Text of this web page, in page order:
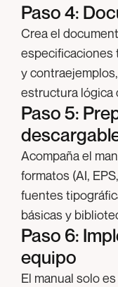
Paso 4:
Crea el
especificaciones
y
estructura lógica
Paso 5:
Acompaña el
formatos (AI,
fuentes
básicas y
Paso 6:
equipo
El manual solo